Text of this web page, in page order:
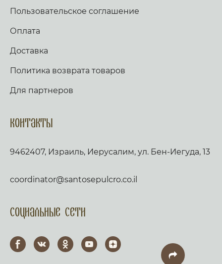
Пользовательское соглашение
Оплата
Доставка
Политика возврата товаров
Для партнеров
Контакты
9462407, Израиль, Иерусалим, ул. Бен-Иегуда, 13
coordinator@santosepulcro.co.il
Социальные сети